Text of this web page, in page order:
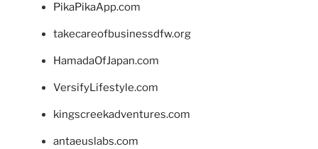
PikaPikaApp.com
takecareofbusinessdfw.org
HamadaOfJapan.com
VersifyLifestyle.com
kingscreekadventures.com
antaeuslabs.com